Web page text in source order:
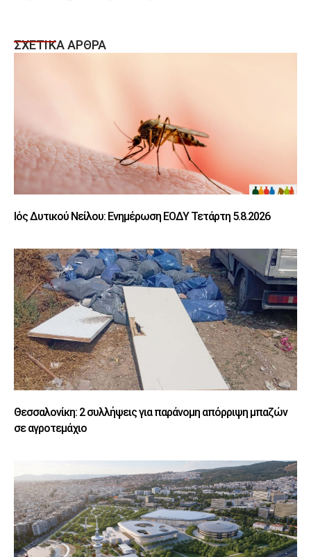
ΣΧΕΤΙΚΑ ΑΡΘΡΑ
Ιός Δυτικού Νείλου: Ενημέρωση ΕΟΔΥ Τετάρτη 5.8.2026
Θεσσαλονίκη: 2 συλλήψεις για παράνομη απόρριψη μπαζών
σε αγροτεμάχιο